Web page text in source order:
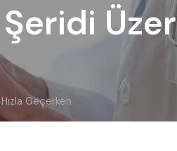
Geçerken